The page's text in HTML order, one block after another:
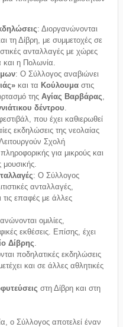
: Διοργανώνονται
τη Δίβρη, με συμμετοχές σε
ανταλλαγές με χώρες
η Πολωνία.
: Ο Σύλλογος αναβιώνει
και τα Κούλουμαστις
της Αγίας Βαρβάρας
δέντρου
που έχει καθιερωθεί
εκδηλώσεις της νεολαίας
Σχολή
για μικρούς και
: Ο Σύλλογος
ανταλλαγές,
επαφές με άλλες
ομιλίες,
εκθέσεις. Επίσης, έχει
Δίβρης
ποδηλατικές εκδηλώσεις
και σε άλλες αθλητικές
στη Δίβρη και στη
ο Σύλλογος αποτελεί έναν